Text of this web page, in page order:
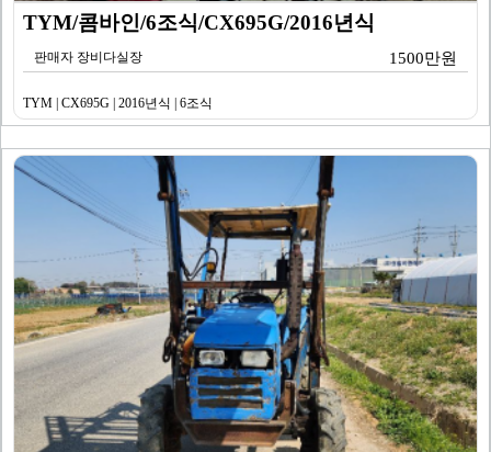
TYM/콤바인/6조식/CX695G/2016년식
판매자 장비다실장 1500만원
TYM | CX695G | 2016년식 | 6조식